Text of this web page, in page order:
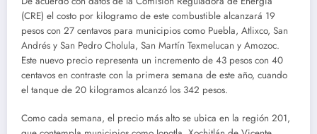
(CRE) el costo por kilogramo de este combustible alcanzará 19
pesos con 27 centavos para municipios como Puebla, Atlixco, San
Andrés y San Pedro Cholula, San Martín Texmelucan y Amozoc.
Este nuevo precio representa un incremento de 43 pesos con 40
centavos en contraste con la primera semana de este año, cuando
el tanque de 20 kilogramos alcanzó los 342 pesos.
Como cada semana, el precio más alto se ubica en la región 201,